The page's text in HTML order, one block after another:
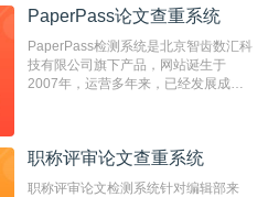
检测系统，其真实性和权威性无可厚
非。其次，相对于知网而言，万方检测
费用少，上手容易，是学生初次论文查
重的推荐系统。
PaperPass论文查重系统
PaperPass检测系统是北京智齿数汇科
技有限公司旗下产品，网站诞生于
2007年，运营多年来，已经发展成为
检测速度快、精度高，市场反映良好。
职称评审论文查重系统
职称评审论文检测系统针对编辑部来